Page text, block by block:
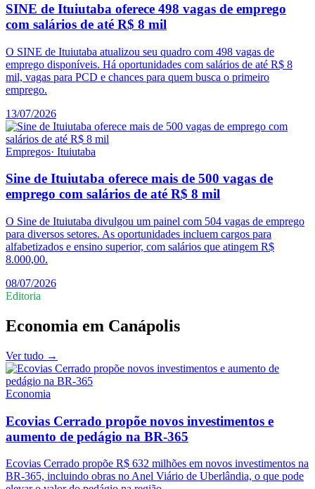
SINE de Ituiutaba oferece 498 vagas de emprego
com salários de até R$ 8 mil
O SINE de Ituiutaba atualizou seu quadro com 498 vagas de
emprego disponíveis. Há oportunidades com salários de até R$ 8
mil, vagas para PCD e chances para quem busca o primeiro
emprego.
13/07/2026
Empregos· Ituiutaba
Sine de Ituiutaba oferece mais de 500 vagas de
emprego com salários de até R$ 8 mil
O Sine de Ituiutaba divulgou um painel com 504 vagas de emprego
para diversos setores. As oportunidades incluem cargos para
alfabetizados e ensino superior, com salários que atingem R$
8.000,00.
08/07/2026
Editoria
Economia em Canápolis
Ver tudo →
Economia
Ecovias Cerrado propõe novos investimentos e
aumento de pedágio na BR-365
Ecovias Cerrado propõe R$ 632 milhões em novos investimentos na
BR-365, incluindo obras no Anel Viário de Uberlândia, o que pode